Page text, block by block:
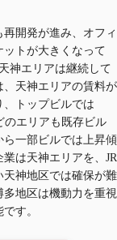
開発が進み、オフィ
トが大きくなって
神エリアは継続して
、天神エリアの賃料が
トップビルでは
のエリアも既存ビル
一部ビルでは上昇傾
は天神エリアを、JR
神地区では確保が難
多地区は機動力を重視
す。